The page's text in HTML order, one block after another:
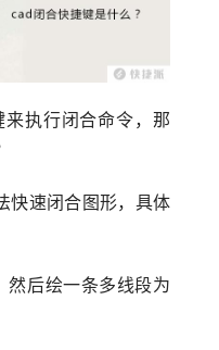
执行闭合命令，那
快速闭合图形，具体
然后绘一条多线段为